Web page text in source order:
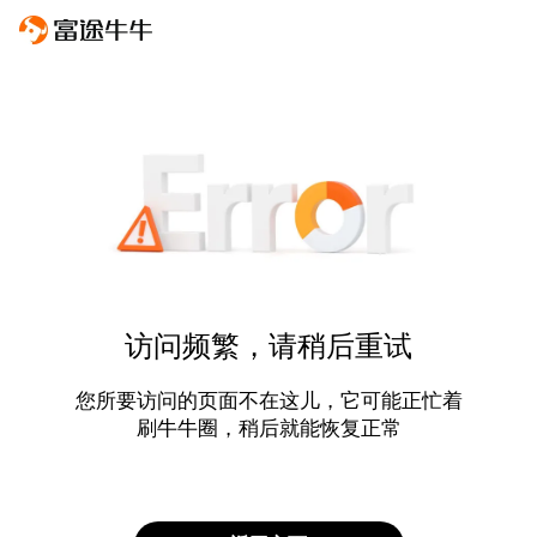
访问频繁，请稍后重试
您所要访问的页面不在这儿，它可能正忙着
刷牛牛圈，稍后就能恢复正常